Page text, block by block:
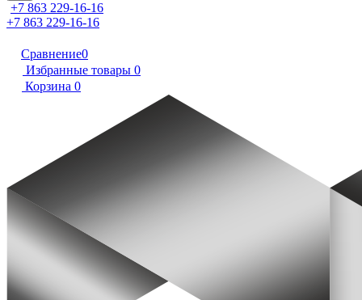
+7 863 229-16-16
+7 863 229-16-16
Сравнение0
Избранные товары 0
Корзина 0